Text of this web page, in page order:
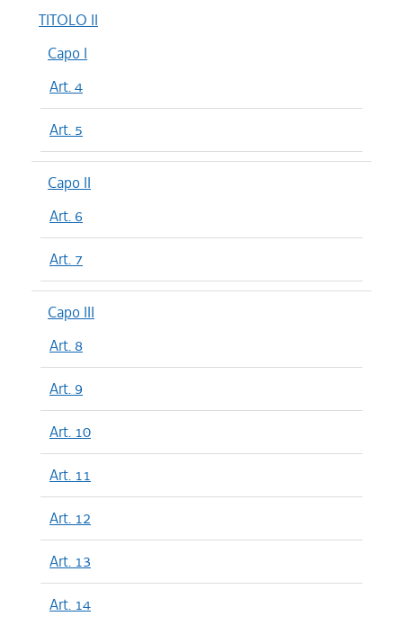
TITOLO II
Capo I
Art. 4
Art. 5
Capo II
Art. 6
Art. 7
Capo III
Art. 8
Art. 9
Art. 10
Art. 11
Art. 12
Art. 13
Art. 14